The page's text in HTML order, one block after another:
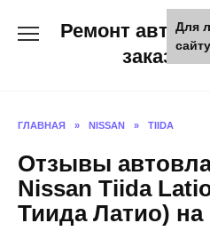
Ремонт авто и
заказ
ГЛАВНАЯ » NISSAN » TIIDA
Отзывы
Nissan Tiida
Тиида Латио)
Для